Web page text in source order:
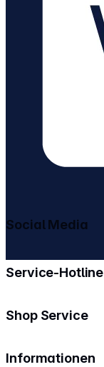
Service-Hotline
Shop Service
Informationen
Social Media